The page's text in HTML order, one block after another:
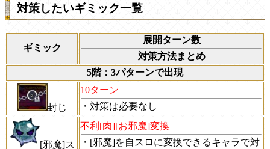
対策したいギミック一覧
ギミック
展開ターン数
対策方法まとめ
5階：3パターンで出現
封じ
10ターン
・対策は必要なし
[邪魔]ス
不利[肉][お邪魔]変換
・[邪魔]を自スロに変換できるキャラで対